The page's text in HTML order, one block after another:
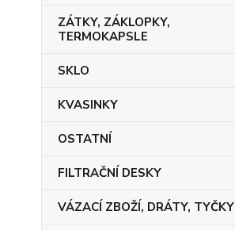
ZÁTKY, ZÁKLOPKY,
TERMOKAPSLE
SKLO
KVASINKY
OSTATNÍ
FILTRAČNÍ DESKY
VÁZACÍ ZBOŽÍ, DRÁTY, TYČKY